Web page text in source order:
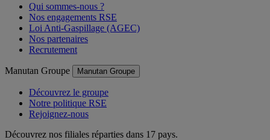
Qui sommes-nous ?
Nos engagements RSE
Loi Anti-Gaspillage (AGEC)
Nos partenaires
Recrutement
Manutan Groupe Manutan Groupe
Découvrez le groupe
Notre politique RSE
Rejoignez-nous
Découvrez nos filiales réparties dans 17 pays.